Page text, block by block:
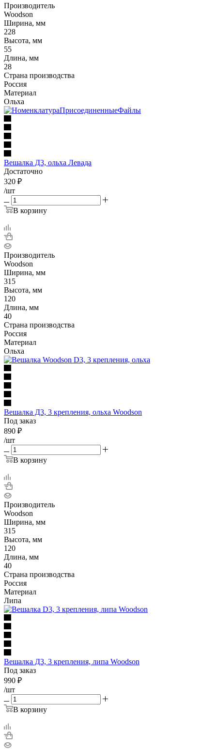
Производитель
Woodson
Ширина, мм
228
Высота, мм
55
Длина, мм
28
Страна производства
Россия
Материал
Ольха
Вешалка Д3, ольха Левада
Достаточно
320 ₽
/шт
В корзину
Производитель
Woodson
Ширина, мм
315
Высота, мм
120
Длина, мм
40
Страна производства
Россия
Материал
Ольха
Вешалка Д3, 3 крепления, ольха Woodson
Под заказ
890 ₽
/шт
В корзину
Производитель
Woodson
Ширина, мм
315
Высота, мм
120
Длина, мм
40
Страна производства
Россия
Материал
Липа
Вешалка Д3, 3 крепления, липа Woodson
Под заказ
990 ₽
/шт
В корзину